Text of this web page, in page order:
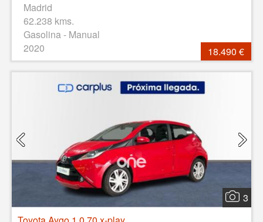
Madrid
62.238 kms.
Gasolina - Manual
2020
18.490 €
3